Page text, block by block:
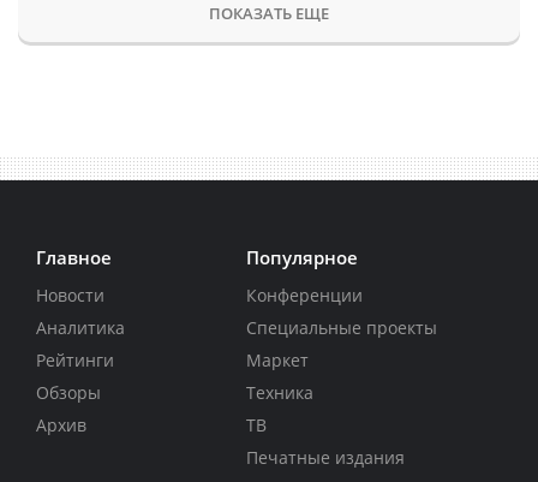
ПОКАЗАТЬ ЕЩЕ
Главное
Новости
Аналитика
Рейтинги
Обзоры
Архив
Популярное
Конференции
Специальные проекты
Маркет
Техника
ТВ
Печатные издания